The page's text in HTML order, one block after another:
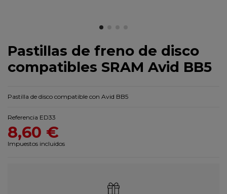
Pastillas de freno de disco
compatibles SRAM Avid BB5
Pastilla de disco compatible con Avid BB5
Referencia ED33
8,60 €
Impuestos incluidos